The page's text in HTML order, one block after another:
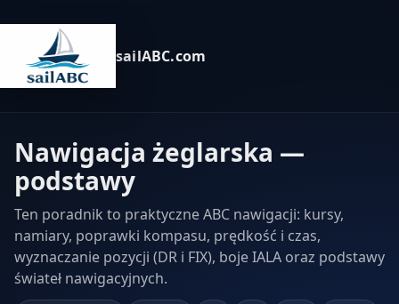
sailABC.com
Nawigacja żeglarska —
podstawy
Ten poradnik to praktyczne ABC nawigacji: kursy,
namiary, poprawki kompasu, prędkość i czas,
wyznaczanie pozycji (DR i FIX), boje IALA oraz podstawy
świateł nawigacyjnych.